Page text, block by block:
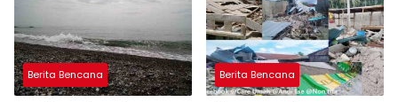
Berita Bencana Berita Bencana